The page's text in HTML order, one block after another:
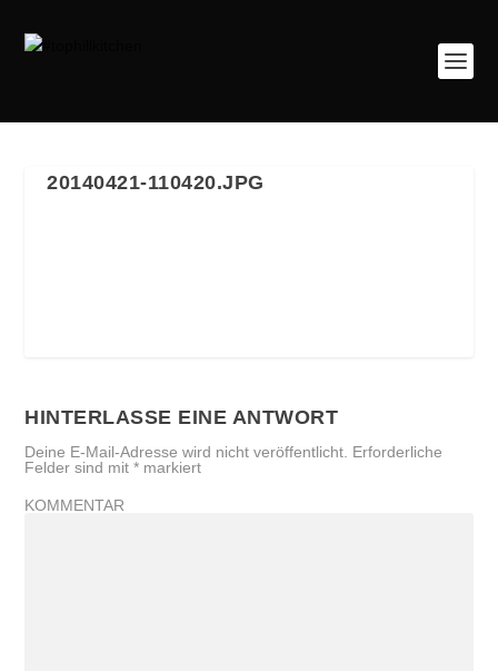
20140421-110420.JPG
HINTERLASSE EINE ANTWORT
Deine E-Mail-Adresse wird nicht veröffentlicht. Erforderliche
Felder sind mit* markiert
KOMMENTAR